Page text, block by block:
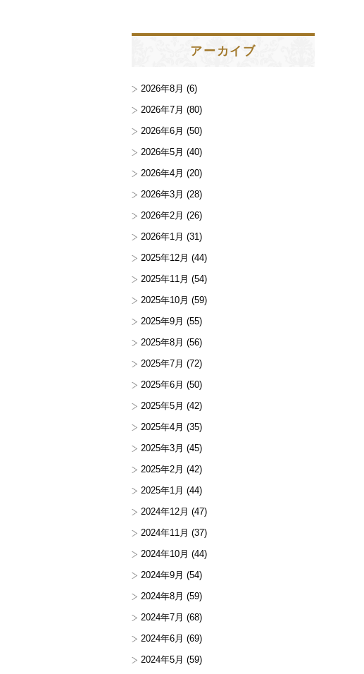
アーカイブ
2026年8月 (6)
2026年7月 (80)
2026年6月 (50)
2026年5月 (40)
2026年4月 (20)
2026年3月 (28)
2026年2月 (26)
2026年1月 (31)
2025年12月 (44)
2025年11月 (54)
2025年10月 (59)
2025年9月 (55)
2025年8月 (56)
2025年7月 (72)
2025年6月 (50)
2025年5月 (42)
2025年4月 (35)
2025年3月 (45)
2025年2月 (42)
2025年1月 (44)
2024年12月 (47)
2024年11月 (37)
2024年10月 (44)
2024年9月 (54)
2024年8月 (59)
2024年7月 (68)
2024年6月 (69)
2024年5月 (59)